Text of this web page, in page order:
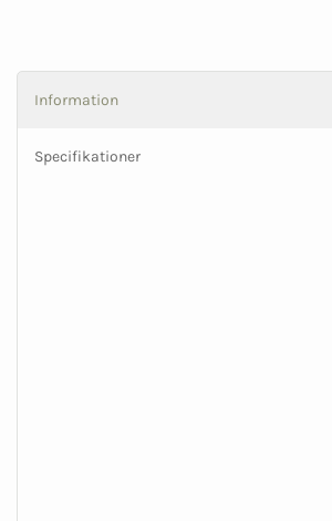
Information
Specifikationer